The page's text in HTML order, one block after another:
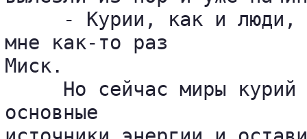
- Курии, как и
мне как-то раз
Миск.
Но сейчас миры
основные